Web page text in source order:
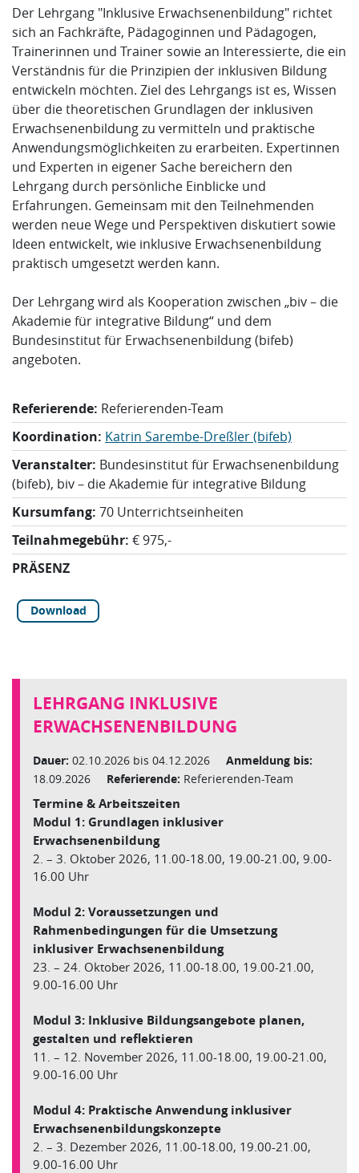
Der Lehrgang "Inklusive Erwachsenenbildung" richtet
sich an Fachkräfte, Pädagoginnen und Pädagogen,
Trainerinnen und Trainer sowie an Interessierte, die ein
Verständnis für die Prinzipien der inklusiven Bildung
entwickeln möchten. Ziel des Lehrgangs ist es, Wissen
über die theoretischen Grundlagen der inklusiven
Erwachsenenbildung zu vermitteln und praktische
Anwendungsmöglichkeiten zu erarbeiten. Expertinnen
und Experten in eigener Sache bereichern den
Lehrgang durch persönliche Einblicke und
Erfahrungen. Gemeinsam mit den Teilnehmenden
werden neue Wege und Perspektiven diskutiert sowie
Ideen entwickelt, wie inklusive Erwachsenenbildung
praktisch umgesetzt werden kann.
Der Lehrgang wird als Kooperation zwischen „biv – die
Akademie für integrative Bildung“ und dem
Bundesinstitut für Erwachsenenbildung (bifeb)
angeboten.
Referierende: Referierenden-Team
Koordination: Katrin Sarembe-Dreßler (bifeb)
Veranstalter: Bundesinstitut für Erwachsenenbildung
(bifeb), biv – die Akademie für integrative Bildung
Kursumfang: 70 Unterrichtseinheiten
Teilnahmegebühr: € 975,-
PRÄSENZ
Download
LEHRGANG INKLUSIVE
ERWACHSENENBILDUNG
Dauer: 02.10.2026 bis 04.12.2026 Anmeldung bis:
18.09.2026 Referierende: Referierenden-Team
Termine & Arbeitszeiten
Modul 1: Grundlagen inklusiver
Erwachsenenbildung
2. – 3. Oktober 2026, 11.00-18.00, 19.00-21.00, 9.00-
16.00 Uhr
Modul 2: Voraussetzungen und
Rahmenbedingungen für die Umsetzung
inklusiver Erwachsenenbildung
23. – 24. Oktober 2026, 11.00-18.00, 19.00-21.00,
9.00-16.00 Uhr
Modul 3: Inklusive Bildungsangebote planen,
gestalten und reflektieren
11. – 12. November 2026, 11.00-18.00, 19.00-21.00,
9.00-16.00 Uhr
Modul 4: Praktische Anwendung inklusiver
Erwachsenenbildungskonzepte
2. – 3. Dezember 2026, 11.00-18.00, 19.00-21.00,
9.00-16.00 Uhr